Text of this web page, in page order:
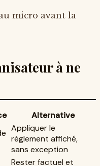
micro avant la
à ne
Alternative
Appliquer le
règlement affiché,
sans exception
Rester factuel et